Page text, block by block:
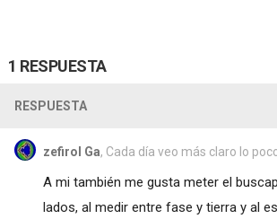
1 RESPUESTA
RESPUESTA
zefirol Ga, Cada día veo más claro lo
A mi también me gusta meter el
lados, al medir entre fase y tierra y al